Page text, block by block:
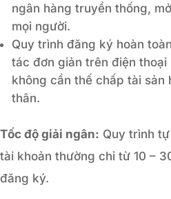
ngân hàng truyền thống,
mọi người.
Quy trình đăng ký hoàn
tác đơn giản trên điện
không cần thế chấp tài sản
thân.
Tốc độ giải ngân: Quy trình
tài khoản thường chỉ từ 10 –
đăng ký.